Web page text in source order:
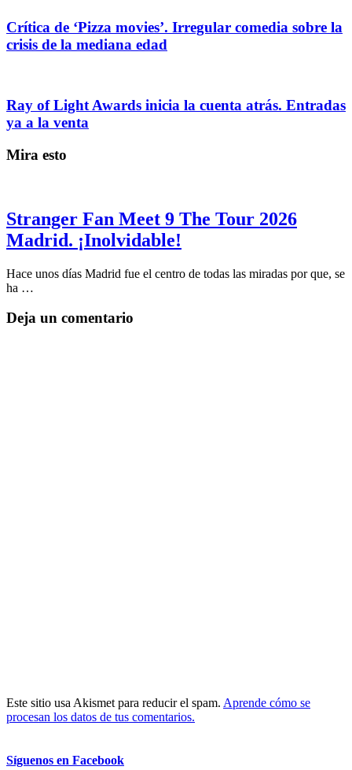
Crítica de ‘Pizza movies’. Irregular comedia sobre la
crisis de la mediana edad
Ray of Light Awards inicia la cuenta atrás. Entradas
ya a la venta
Mira esto
Stranger Fan Meet 9 The Tour 2026
Madrid. ¡Inolvidable!
Hace unos días Madrid fue el centro de todas las miradas por que, se
ha …
Deja un comentario
Este sitio usa Akismet para reducir el spam. Aprende cómo se
procesan los datos de tus comentarios.
Síguenos en Facebook